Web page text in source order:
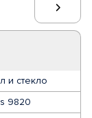
и стекло
9820